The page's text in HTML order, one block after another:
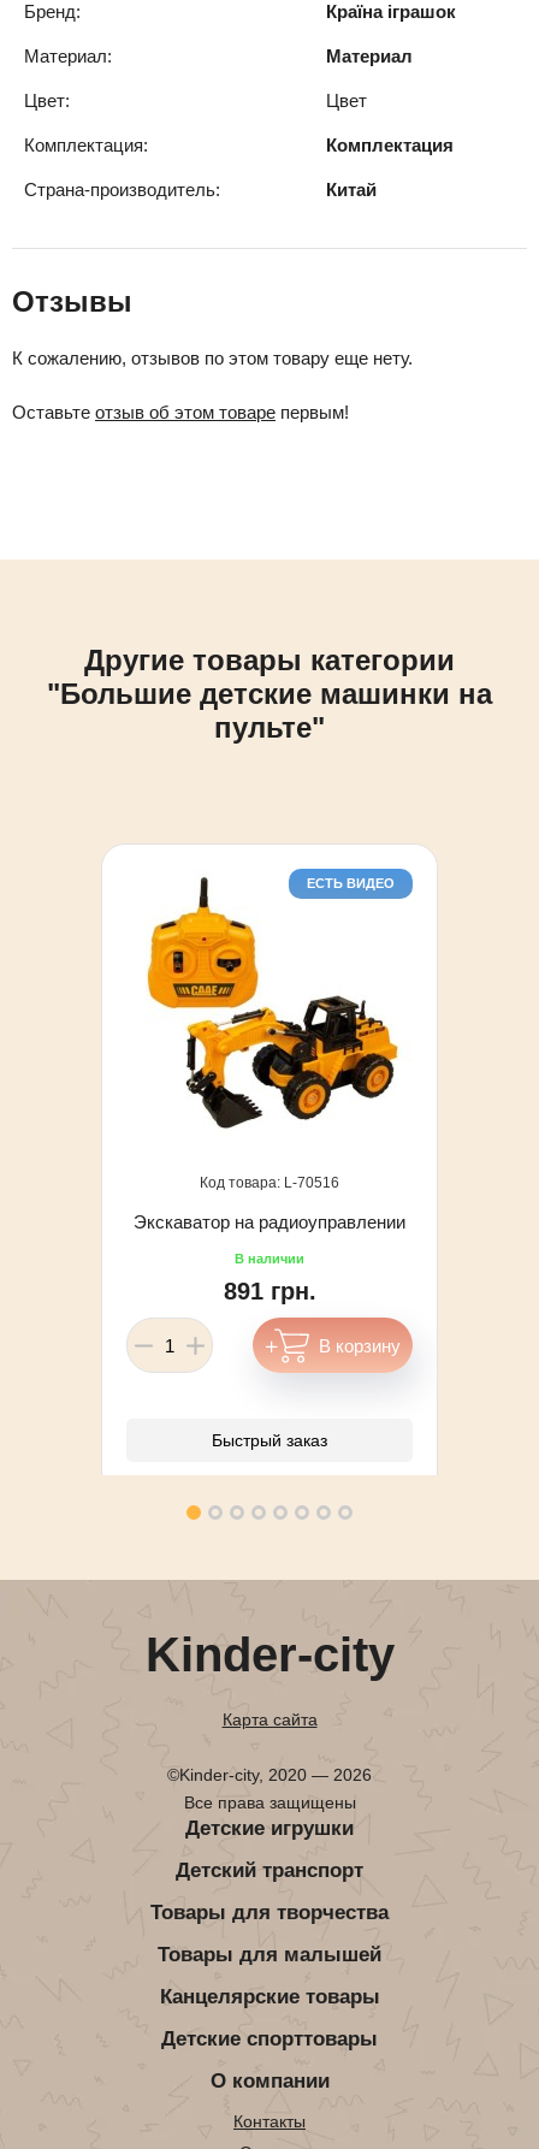
Бренд: Країна іграшок
Материал: Материал
Цвет: Цвет
Комплектация: Комплектация
Страна-производитель: Китай
Отзывы
К сожалению, отзывов по этом товару еще нету.
Оставьте отзыв об этом товаре первым!
Другие товары категории
"Большие детские машинки на
пульте"
ЕСТЬ ВИДЕО
70516
Экскаватор на радиоуправлении
891 грн.
Быстрый заказ
Kinder-city
Карта сайта
©Kinder-city, 2020 — 2026
Все права защищены
Детские игрушки
Детский транспорт
Товары для творчества
Товары для малышей
Канцелярские товары
Детские спорттовары
О компании
Контакты